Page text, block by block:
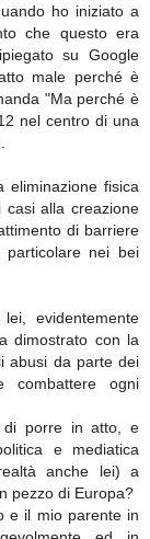
ho iniziato a
che questo era
su Google
male perché è
"Ma perché è
nel centro di una
fisica
alla creazione
di barriere
nei bei
evidentemente
dimostrato con la
abusi da parte dei
combattere ogni
di porre in atto, e
e mediatica
anche lei) a
pezzo di Europa?
e il mio parente in